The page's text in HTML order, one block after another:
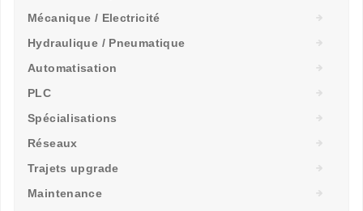
Mécanique / Electricité
Hydraulique / Pneumatique
Automatisation
PLC
Spécialisations
Réseaux
Trajets upgrade
Maintenance